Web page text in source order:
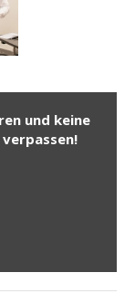
und keine